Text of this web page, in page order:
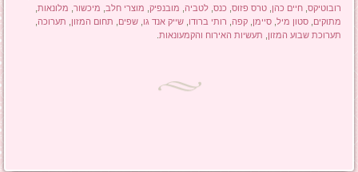
רובוטיקס ,חיים כהן ,טרס פזוס כנס ,לטביה מובנפיק מוצרי חלב מיכשור מלונאות
מתוקים ,סטון מיל ,סיימן ,קפה רותי ברודו ,שייק אנד גו ,שפים תחום המזון תערוכה
תערוכת שבוע המזון
תעשיות האירוח והקמעונאות